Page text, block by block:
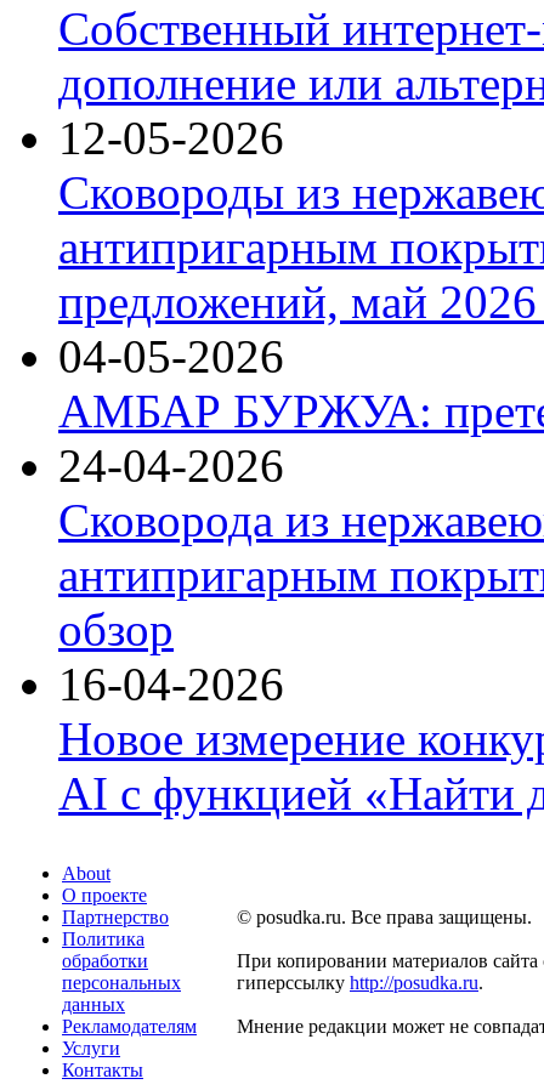
Собственный
дополнение или
12-05-2026
Сковороды из
антипригарным
предложений, май 2026
04-05-2026
АМБАР БУРЖУА:
24-04-2026
Сковорода из
антипригарным
обзор
16-04-2026
Новое измерение
AI с функцией «Найти
About
О проекте
Партнерство
Политика
обработки
персональных
данных
Рекламодателям
Услуги
Контакты
© posudka.ru. Все права защищены.
При копировании материалов сайта
гиперссылку http://posudka.ru.
Мнение редакции может не